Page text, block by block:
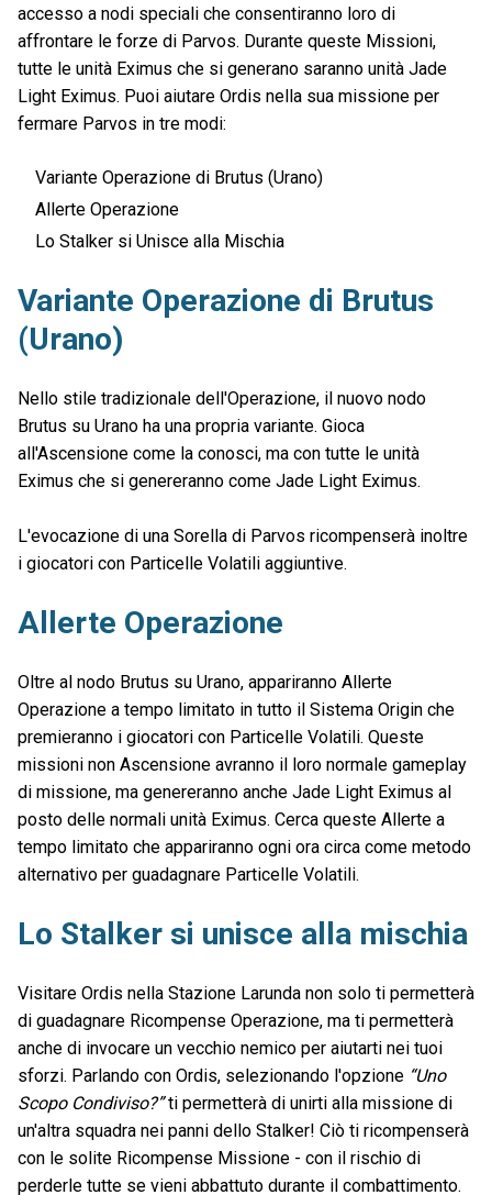
accesso a nodi speciali che consentiranno loro di
affrontare le forze di Parvos. Durante queste Missioni,
tutte le unità Eximus che si generano saranno unità Jade
Light Eximus. Puoi aiutare Ordis nella sua missione per
fermare Parvos in tre modi:
Variante Operazione di Brutus (Urano)
Allerte Operazione
Lo Stalker si Unisce alla Mischia
Variante Operazione di Brutus
(Urano)
Nello stile tradizionale dell'Operazione, il nuovo nodo
Brutus su Urano ha una propria variante. Gioca
all'Ascensione come la conosci, ma con tutte le unità
Eximus che si genereranno come Jade Light Eximus.
L'evocazione di una Sorella di Parvos ricompenserà inoltre
i giocatori con Particelle Volatili aggiuntive.
Allerte Operazione
Oltre al nodo Brutus su Urano, appariranno Allerte
Operazione a tempo limitato in tutto il Sistema Origin che
premieranno i giocatori con Particelle Volatili. Queste
missioni non Ascensione avranno il loro normale gameplay
di missione, ma genereranno anche Jade Light Eximus al
posto delle normali unità Eximus. Cerca queste Allerte a
tempo limitato che appariranno ogni ora circa come metodo
alternativo per guadagnare Particelle Volatili.
Lo Stalker si unisce alla mischia
Visitare Ordis nella Stazione Larunda non solo ti permetterà
di guadagnare Ricompense Operazione, ma ti permetterà
anche di invocare un vecchio nemico per aiutarti nei tuoi
sforzi. Parlando con Ordis, selezionando l'opzione “Uno
Scopo Condiviso?”ti permetterà di unirti alla missione di
un'altra squadra nei panni dello Stalker! Ciò ti ricompenserà
con le solite Ricompense Missione - con il rischio di
perderle tutte se vieni abbattuto durante il combattimento.